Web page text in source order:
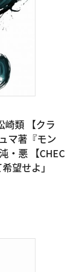
崎類 【クラ
マ著『モン
・悪 【CHEC
望せよ」